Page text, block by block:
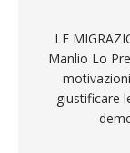
LE
Manlio Lo
giustificare